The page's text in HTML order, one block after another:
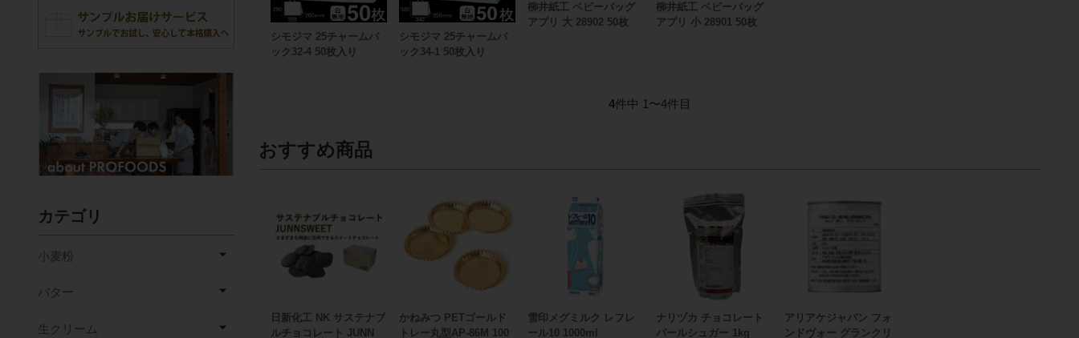
シモジマ 25チャームバ
ック32-4 50枚入り
シモジマ 25チャームバ
ック34-1 50枚入り
柳井紙工 ベビーバッグ
アプリ 大 28902 50枚
柳井紙工 ベビーバッグ
アプリ 小 28901 50枚
4件中 1〜4件目
おすすめ商品
日新化工 NK サステナブ
ルチョコレート JUNN
かねみつ PETゴールド
トレー丸型AP-86M 100
雪印メグミルク レフレ
ール10 1000ml
ナリヅカ チョコレート
パールシュガー 1kg
アリアケジャパン フォ
ンドヴォー グランクリ
カテゴリ
小麦粉
バター
生クリーム